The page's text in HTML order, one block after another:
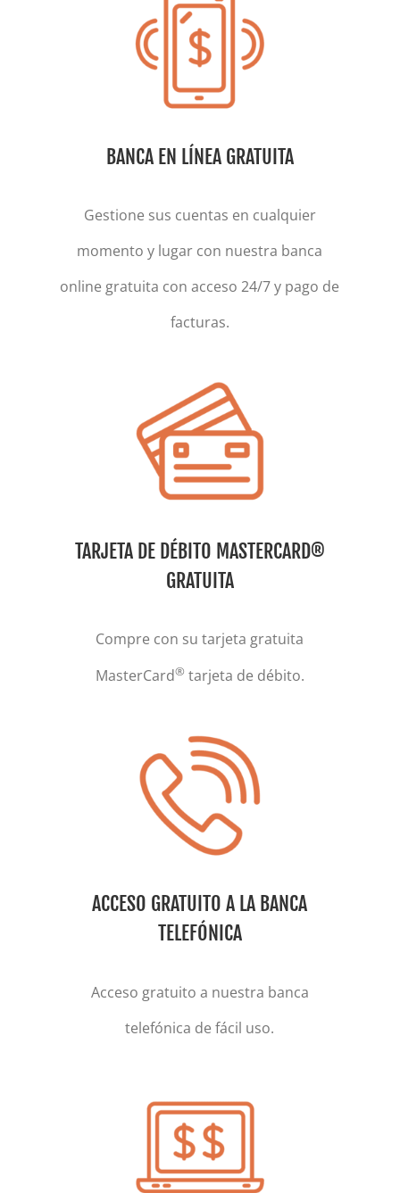
BANCA EN LÍNEA GRATUITA
Gestione sus cuentas en cualquier
momento y lugar con nuestra banca
online gratuita con acceso 24/7 y pago de
facturas.
TARJETA DE DÉBITO MASTERCARD®
GRATUITA
Compre con su tarjeta gratuita
MasterCard® tarjeta de débito.
ACCESO GRATUITO A LA BANCA
TELEFÓNICA
Acceso gratuito a nuestra banca
telefónica de fácil uso.